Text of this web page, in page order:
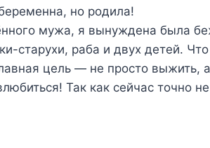
но родила!
мужа, я вынуждена была
старухи, раба и двух детей.
цель — не просто выжить,
Так как сейчас точно